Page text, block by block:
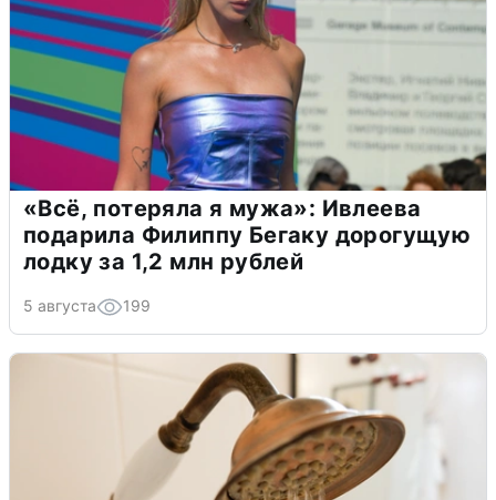
«Всё, потеряла я мужа»: Ивлеева
подарила Филиппу Бегаку дорогущую
лодку за 1,2 млн рублей
5 августа 199